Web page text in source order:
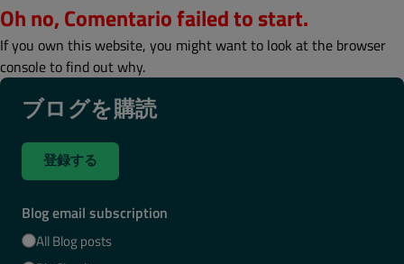
Oh no, Comentario failed to start.
If you own this website, you might want to look at the browser
console to find out why.
ブログを購読
登録する
Blog email subscription
All Blog posts